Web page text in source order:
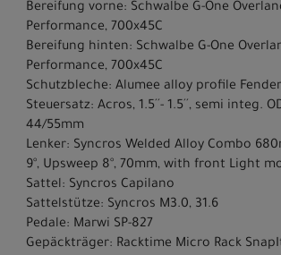
Bereifung vorne: Schwalbe G-One
Performance, 700x45C
Bereifung hinten: Schwalbe G-One
Performance, 700x45C
Schutzbleche: Alumee alloy profile Fender
Steuersatz: Acros, 1.5´´- 1.5´´, semi integ.
44/55mm
Lenker: Syncros Welded Alloy Combo
9°, Upsweep 8°, 70mm, with front Light
Sattel: Syncros Capilano
Sattelstütze: Syncros M3.0, 31.6
Pedale: Marwi SP-827
Gepäckträger: Racktime Micro Rack